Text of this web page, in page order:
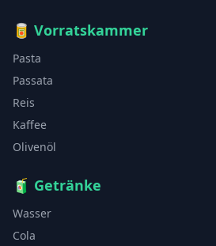
🥫 Vorratskammer
Pasta
Passata
Reis
Kaffee
Olivenöl
🧃 Getränke
Wasser
Cola